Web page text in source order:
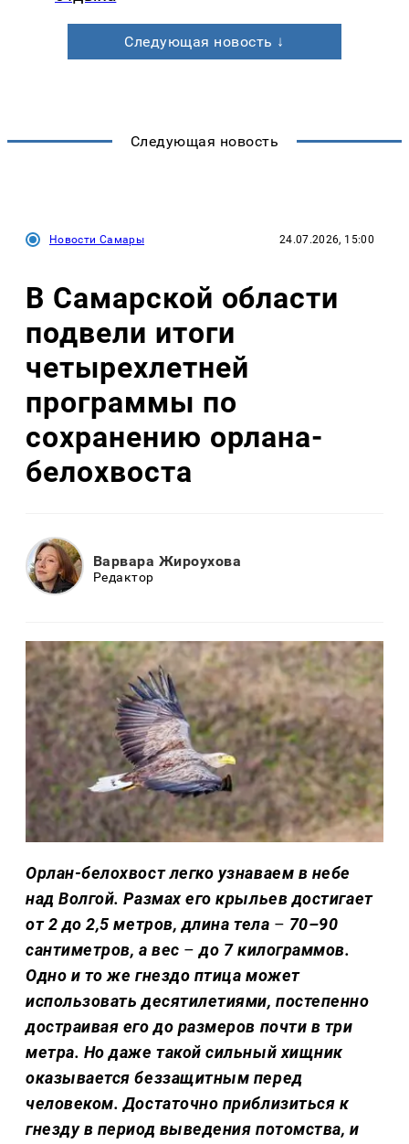
Следующая новость ↓
Следующая новость
Новости Самары 24.07.2026, 15:00
В Самарской области
подвели итоги
четырехлетней
программы по
сохранению орлана-
белохвоста
Варвара Жироухова
Редактор
Орлан-белохвост легко узнаваем в небе
над Волгой. Размах его крыльев достигает
от 2 до 2,5 метров, длина тела – 70–90
сантиметров, а вес – до 7 килограммов.
Одно и то же гнездо птица может
использовать десятилетиями, постепенно
достраивая его до размеров почти в три
метра. Но даже такой сильный хищник
оказывается беззащитным перед
человеком. Достаточно приблизиться к
гнезду в период выведения потомства, и